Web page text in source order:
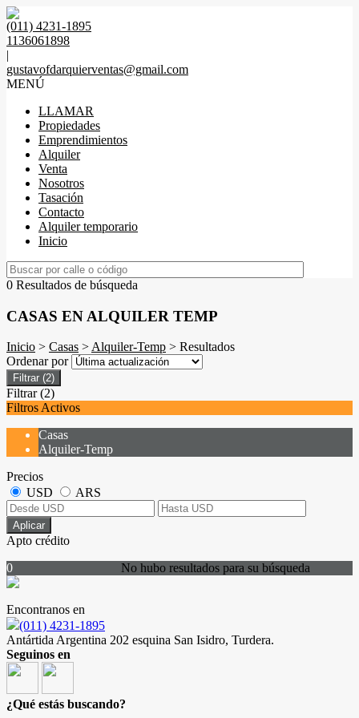
(011) 4231-1895
1136061898
|
gustavofdarquierventas@gmail.com
MENÚ
LLAMAR
Propiedades
Emprendimientos
Alquiler
Venta
Nosotros
Tasación
Contacto
Alquiler temporario
Inicio
0 Resultados de búsqueda
CASAS EN ALQUILER TEMP
Inicio > Casas >Alquiler-Temp > Resultados
Ordenar por
Filtrar (2)
Filtrar (2)
Filtros Activos
Casas
Alquiler-Temp
Precios
USD
ARS
Aplicar
Apto crédito
No hubo resultados para su búsqueda
0
Encontranos en
(011) 4231-1895
Antártida Argentina 202 esquina San Isidro, Turdera.
Seguinos en
¿Qué estás buscando?